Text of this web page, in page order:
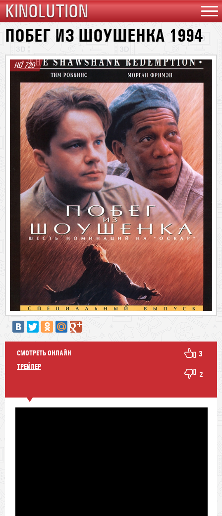
KINOLUTION
ПОБЕГ ИЗ ШОУШЕНКА 1994
HD 720
СМОТРЕТЬ ОНЛАЙН
ТРЕЙЛЕР
3
2